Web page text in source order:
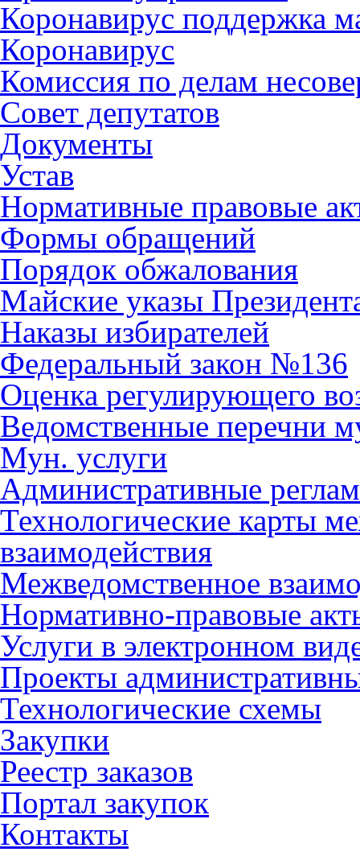
Коронавирус поддержка
Коронавирус
Комиссия по делам
Совет депутатов
Документы
Устав
Нормативные правовые
Формы обращений
Порядок обжалования
Майские указы
Наказы избирателей
Федеральный закон №136
Оценка регулирующего
Ведомственные перечни
Мун. услуги
Административные
Технологические карты
взаимодействия
Межведомственное
Нормативно-правовые
Услуги в электронном
Проекты
Технологические схемы
Закупки
Реестр заказов
Портал закупок
Контакты